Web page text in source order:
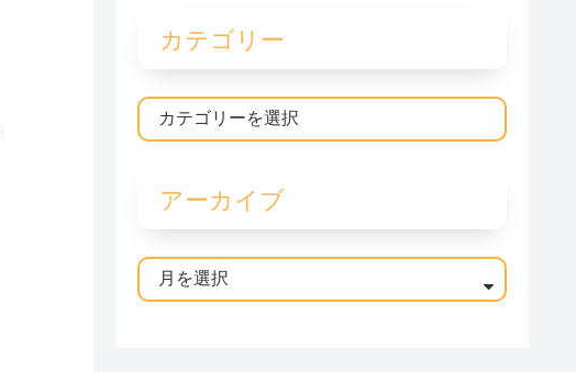
カテゴリー
アーカイブ